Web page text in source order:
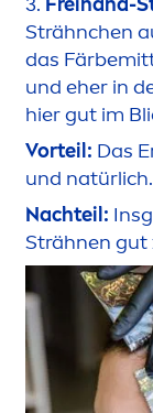
Strähnchen
das
und eher in
hier gut im
Vorteil: Das
und natürlich.
Nachteil:
Strähnen gut